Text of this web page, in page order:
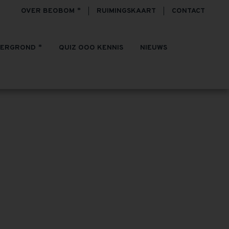
OVER BEOBOM RUIMINGSKAART CONTACT
QUIZ OOO KENNIS NIEUWS